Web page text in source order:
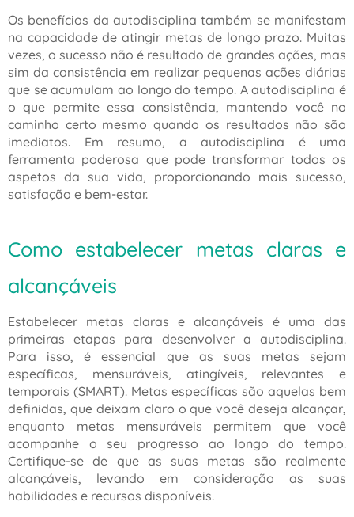
Os benefícios da autodisciplina também se manifestam
na capacidade de atingir metas de longo prazo. Muitas
vezes, o sucesso não é resultado de grandes ações, mas
sim da consistência em realizar pequenas ações diárias
que se acumulam ao longo do tempo. A autodisciplina é
o que permite essa consistência, mantendo você no
caminho certo mesmo quando os resultados não são
imediatos. Em resumo, a autodisciplina é uma
ferramenta poderosa que pode transformar todos os
aspetos da sua vida, proporcionando mais sucesso,
satisfação e bem-estar.
Como estabelecer metas claras e
alcançáveis
Estabelecer metas claras e alcançáveis é uma das
primeiras etapas para desenvolver a autodisciplina.
Para isso, é essencial que as suas metas sejam
específicas, mensuráveis, atingíveis, relevantes e
temporais (SMART). Metas específicas são aquelas bem
definidas, que deixam claro o que você deseja alcançar,
enquanto metas mensuráveis permitem que você
acompanhe o seu progresso ao longo do tempo.
Certifique-se de que as suas metas são realmente
alcançáveis, levando em consideração as suas
habilidades e recursos disponíveis.